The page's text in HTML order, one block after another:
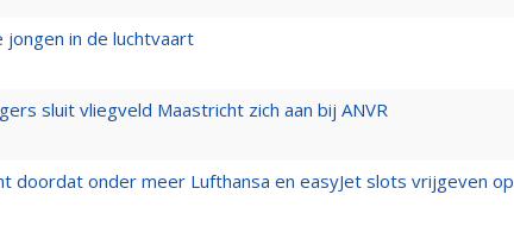
jongen in de luchtvaart
sluit vliegveld Maastricht zich aan bij ANVR
doordat onder meer Lufthansa en easyJet slots vrijgeven op